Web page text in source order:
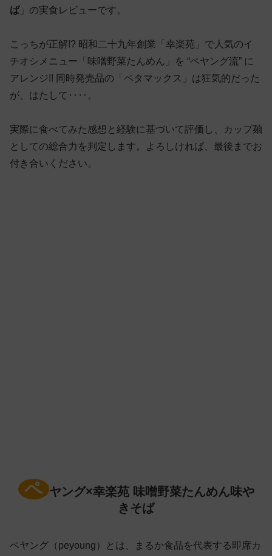
ば」の実食レビューです。
こっちが正解!? 昭和二十九年創業「幸楽苑」で人気のイ
チオシメニュー「味噌野菜たんめん」を “ペヤング流” に
アレンジ!! 同時発売品の「ペタマックス」は狂気的だった
が、はたして‥‥。
実際に食べてみた感想と経験に基づいて評価し、カップ麺
としての総合力を判定します。よろしければ、最後までお
付き合いください。
ペ ヤング×幸楽苑 味噌野菜たんめん味や
きそば
ペヤング（peyoung）とは、まるか食品を代表する即席カ